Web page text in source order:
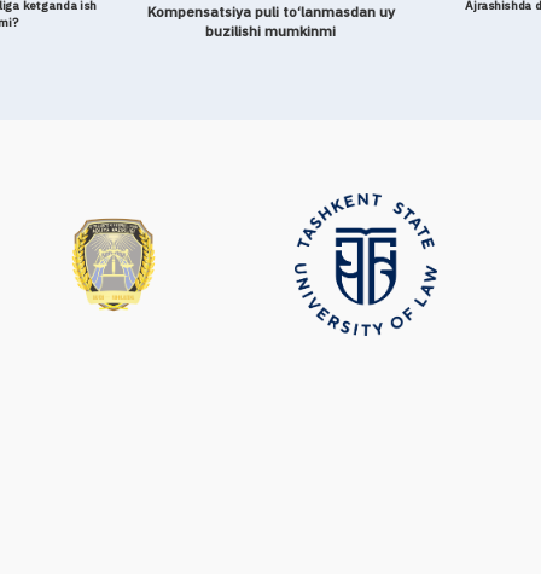
ketganda ish
Kompensatsiya puli to‘lanmasdan uy
buzilishi mumkinmi
Ajrashishda